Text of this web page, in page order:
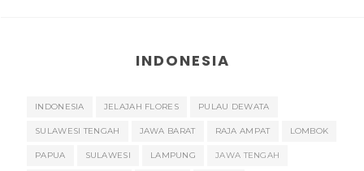
INDONESIA
INDONESIA JELAJAH FLORES PULAU DEWATA
SULAWESI TENGAH JAWA BARAT RAJA AMPAT LOMBOK
PAPUA SULAWESI LAMPUNG JAWA TENGAH